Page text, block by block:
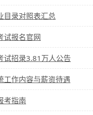
目录对照表汇总
试报名官网
试招录3.81万人公告
工作内容与薪资待遇
考指南